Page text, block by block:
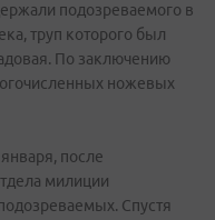
подозреваемого в
труп которого был
По заключению
ножевых
после
милиции
Спустя